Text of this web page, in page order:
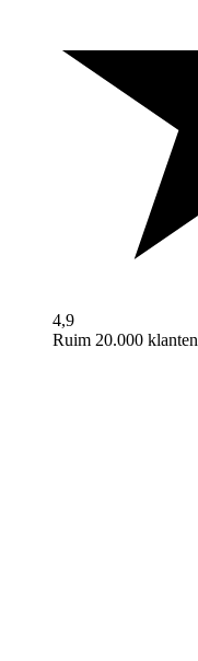
4,9
Ruim 20.000 klanten